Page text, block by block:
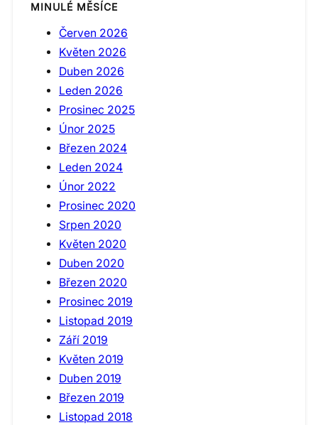
MINULÉ MĚSÍCE
Červen 2026
Květen 2026
Duben 2026
Leden 2026
Prosinec 2025
Únor 2025
Březen 2024
Leden 2024
Únor 2022
Prosinec 2020
Srpen 2020
Květen 2020
Duben 2020
Březen 2020
Prosinec 2019
Listopad 2019
Září 2019
Květen 2019
Duben 2019
Březen 2019
Listopad 2018